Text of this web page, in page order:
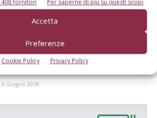
fornitori Per saperne di più su questi scopi
Accetta
Preferenze
Cookie Policy Privacy Policy
contoterzista puro… specie
6 Giugno 2018